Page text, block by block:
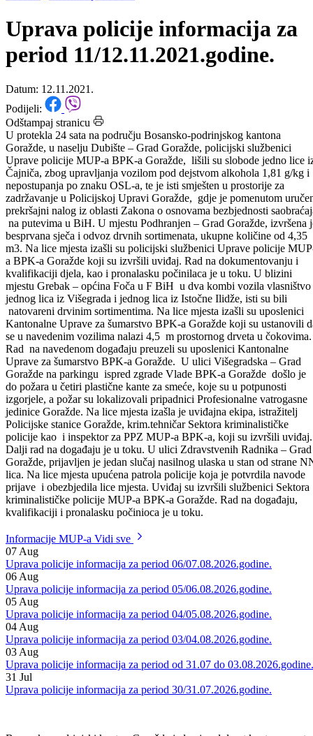
Početna/Informacije MUP-a
Uprava policije informacija za
period 11/12.11.2021.godine.
Datum: 12.11.2021.
Podijeli:
Odštampaj stranicu
U protekla 24 sata na području Bosansko-podrinjskog kantona
Goražde, u naselju Dubište – Grad Goražde, policijski službenici
Uprave policije MUP-a BPK-a Goražde, lišili su slobode jedno lice
Čajniča, zbog upravljanja vozilom pod dejstvom alkohola 1,81 g/kg i
nepostupanja po znaku OSL-a, te je isti smješten u prostorije za
zadržavanje u Policijskoj Upravi Goražde, gdje je pomenutom
prekršajni nalog iz oblasti Zakona o osnovama bezbjednosti
na putevima u BiH. U mjestu Podhranjen – Grad Goražde, izvršena
besprvana sječa i odvoz drvnih sortimenata, ukupne količine od 4,35
m3. Na lice mjesta izašli su policijski službenici Uprave policije
a BPK-a Goražde koji su izvršili uviđaj. Rad na dokumentovanju i
kvalifikaciji djela, kao i pronalasku počinilaca je u toku. U blizini
mjestu Grebak – općina Foča u F BiH u dva kombi vozila vlasništvo
jednog lica iz Višegrada i jednog lica iz Istočne Ilidže, isti su bili
natovareni drvinim sortimentima. Na lice mjesta izašli su uposlenici
Kantonalne Uprave za šumarstvo BPK-a Goražde koji su ustanovili
se u navedenim vozilima nalazi 4,5 m prostornog drveta u čokovima.
Rad na navedenom događaju preuzeli su uposlenici Kantonalne
Uprave za šumarstvo BPK-a Goražde. U ulici Višegradska – Grad
Goražde na parkingu ispred zgrade Vlade BPK-a Goražde došlo je
do požara u četiri plastične kante za smeće, koje su u potpunosti
izgorjele, a požar su lokalizovali pripadnici Profesionalne vatrogasne
jedinice Goražde. Na lice mjesta izašla je uviđajna ekipa, istražitelj
Policijske stanice Goražde, krim.tehničar Sektora kriminalističke
policije kao i inspektor za PPZ MUP-a BPK-a, koji su izvršili uviđaj.
Dalji rad na događaju je u toku. U ulici Zdravstvenih Radnika – Grad
Goražde, prijavljen je jedan slučaj nasilnog ulaska u stan od strane
lica. Na lice mjesta upućena patrola policije koja je potvrdila navode
kriminalističke policije MUP-a BPK-a Goražde. Rad na događaju,
kvalifikaciji i pronalasku počinioca je u toku.
Informacije MUP-a
07Aug
Uprava policije informacija za period 06/07.08.2026.godine.
06Aug
Uprava policije informacija za period 05/06.08.2026.godine.
05Aug
Uprava policije informacija za period 04/05.08.2026.godine.
04Aug
Uprava policije informacija za period 03/04.08.2026.godine.
03Aug